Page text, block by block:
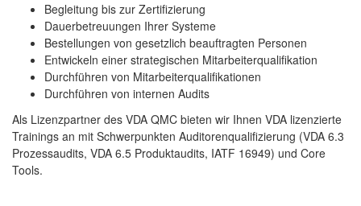
Begleitung bis zur Zertifizierung
Dauerbetreuungen Ihrer Systeme
Bestellungen von gesetzlich beauftragten Personen
Entwickeln einer strategischen Mitarbeiterqualifikation
Durchführen von Mitarbeiterqualifikationen
Durchführen von internen Audits
Als Lizenzpartner des VDA QMC bieten wir Ihnen VDA lizenzierte
Trainings an mit Schwerpunkten Auditorenqualifizierung (VDA 6.3
Prozessaudits, VDA 6.5 Produktaudits, IATF 16949) und Core
Tools.